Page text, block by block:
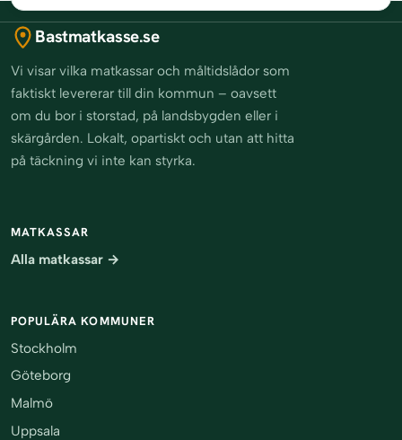
Bastmatkasse.se
Vi visar vilka matkassar och måltidslådor som
faktiskt levererar till din kommun – oavsett
om du bor i storstad, på landsbygden eller i
skärgården. Lokalt, opartiskt och utan att hitta
på täckning vi inte kan styrka.
MATKASSAR
Alla matkassar →
POPULÄRA KOMMUNER
Stockholm
Göteborg
Malmö
Uppsala